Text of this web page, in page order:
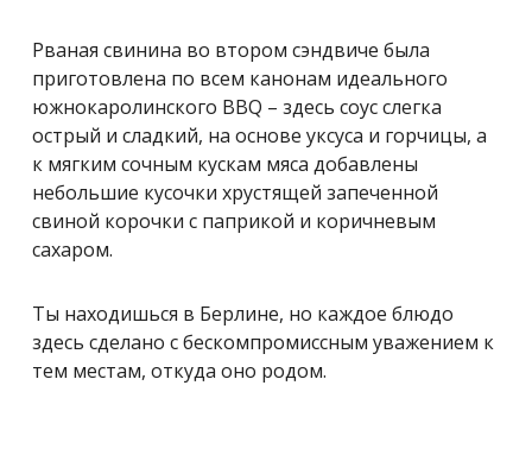
Рваная свинина во втором сэндвиче была
приготовлена по всем канонам идеального
южнокаролинского BBQ – здесь соус слегка
острый и сладкий, на основе уксуса и горчицы, а
к мягким сочным кускам мяса добавлены
небольшие кусочки хрустящей запеченной
свиной корочки с паприкой и коричневым
сахаром.
Ты находишься в Берлине, но каждое блюдо
здесь сделано с бескомпромиссным уважением к
тем местам, откуда оно родом.